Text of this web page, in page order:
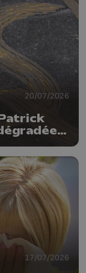
20/07/2026
?
17/07/2026